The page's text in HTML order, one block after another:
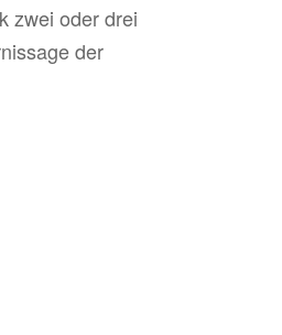
zwei oder drei
der